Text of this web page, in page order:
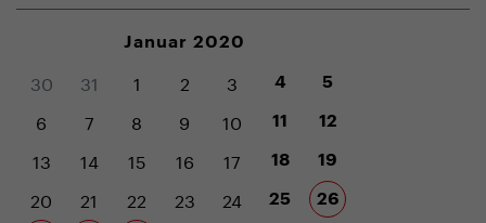
Januar 2020
30 31 1 2 3 4 5
6 7 8 9 10 11 12
13 14 15 16 17 18 19
20 21 22 23 24 25 26